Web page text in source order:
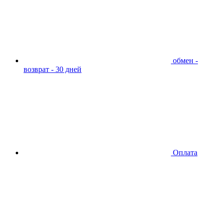
обмен -
возврат - 30 дней
Оплата